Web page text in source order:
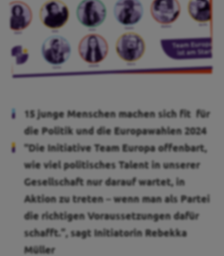
Pressemitteilungen
Ergebnis BTW 2025
Transparenz
Datenschutz
Impressum
Kontakt
15 junge Menschen machen sich fit für
die Politik und die Europawahlen 2024
"Die Initiative Team Europa offenbart,
wie viel politisches Talent in unserer
Gesellschaft nur darauf wartet, in
Aktion zu treten – wenn man als Partei
die richtigen Voraussetzungen dafür
schafft.”, sagt Initiatorin Rebekka
Müller